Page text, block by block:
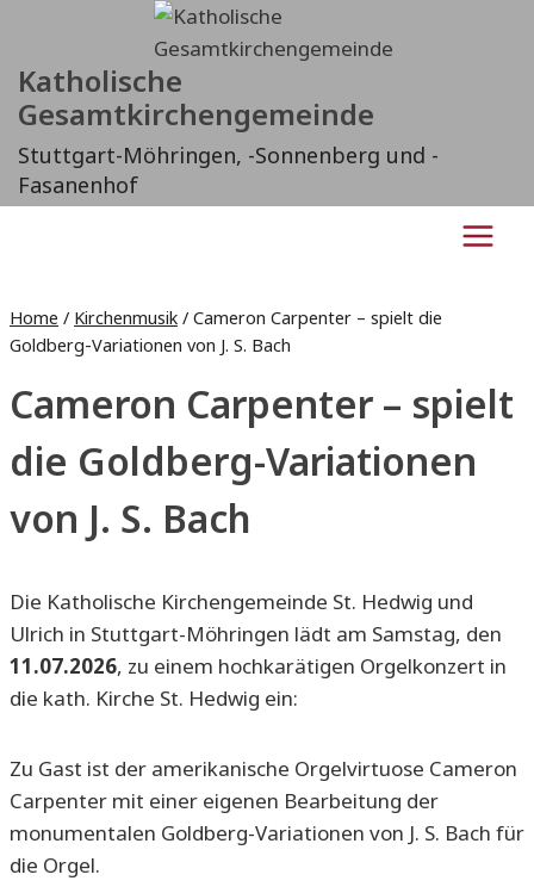
springen
Katholische
Gesamtkirchengemeinde
Stuttgart-Möhringen, -Sonnenberg und -
Fasanenhof
Home / Kirchenmusik / Cameron Carpenter – spielt die
Goldberg-Variationen von J. S. Bach
Cameron Carpenter – spielt
die Goldberg-Variationen
von J. S. Bach
Die Katholische Kirchengemeinde St. Hedwig und
Ulrich in Stuttgart-Möhringen lädt am Samstag, den
11.07.2026, zu einem hochkarätigen Orgelkonzert in
die kath. Kirche St. Hedwig ein:
Zu Gast ist der amerikanische Orgelvirtuose Cameron
Carpenter mit einer eigenen Bearbeitung der
monumentalen Goldberg-Variationen von J. S. Bach für
die Orgel.